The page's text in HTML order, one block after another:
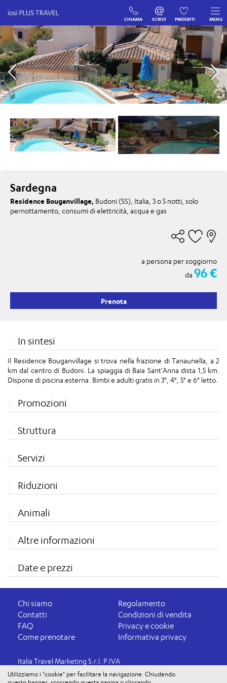
CHIAMA SCRIVI PREFERITI MENU
Sardegna
Residence Bouganvillage, Budoni (SS), Italia, 3 o 5 notti, solo
pernottamento, consumi di elettricità, acqua e gas
a persona per soggiorno
da 96 €
Prenota
In sintesi
Il Residence Bouganvillage si trova nella frazione di Tanaunella, a 2
km dal centro di Budoni. La spiaggia di Baia Sant'Anna dista 1,5 km.
Dispone di piscina esterna. Bimbi e adulti gratis in 3°, 4°, 5° e 6° letto.
Promozioni
Struttura
Servizi
Riduzioni
Animali
Altre informazioni
Date e prezzi
Chi siamo
Contatti
FAQ
Come prenotare
Regolamento
Condizioni di vendita
Privacy e cookie
Informativa privacy
Italia Travel Marketing S.r.l. P.IVA
03816060234
Utilizziamo i "cookie" per facilitare la navigazione. Chiudendo